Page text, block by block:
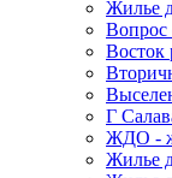
Жилье
Вопрос
Восток
Г
ЖДО -
Жилье